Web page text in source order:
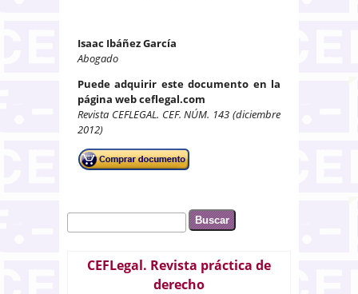
Isaac Ibáñez García
Abogado
Puede adquirir este documento en la
página web ceflegal.com
Revista CEFLEGAL. CEF. NÚM. 143 (diciembre
2012)
Formulario de búsqueda
Buscar
CEFLegal. Revista práctica de
derecho